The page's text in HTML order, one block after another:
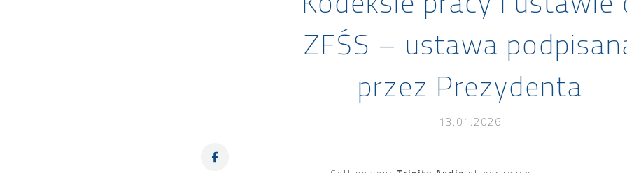
ZFŚS – ustawa
przez Prezydenta
13.01.2026